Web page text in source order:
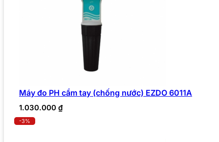
Máy đo PH cầm tay (chống nước) EZDO 6011A
1.030.000 ₫
-3%